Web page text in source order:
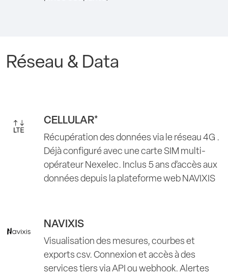
Réseau & Data
CELLULAR*
Récupération des données via le réseau 4G .
Déjà configuré avec une carte SIM multi-
opérateur Nexelec. Inclus 5 ans d’accès aux
données depuis la plateforme web NAVIXIS
NAVIXIS
Visualisation des mesures, courbes et
exports csv. Connexion et accès à des
services tiers via API ou webhook. Alertes